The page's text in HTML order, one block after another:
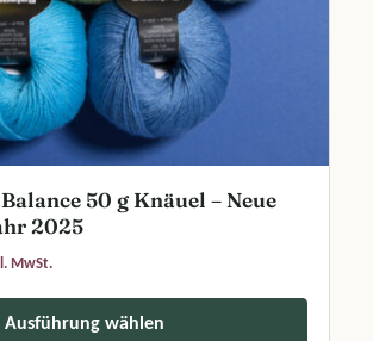
50 g Knäuel – Neue
2025
7,00 € bis 8,75 €
MwSt.
Ausführung wählen